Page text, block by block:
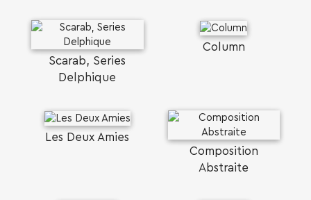
Scarab, Series
Delphique
Column
Les Deux Amies
Composition
Abstraite